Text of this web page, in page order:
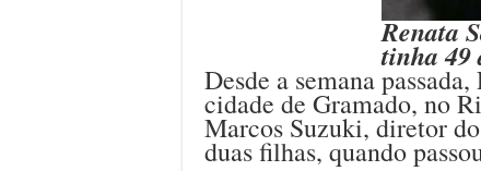
Renata
tinha 49
Desde a semana
cidade de Gramado, no
Marcos Suzuki, diretor
duas filhas, quando